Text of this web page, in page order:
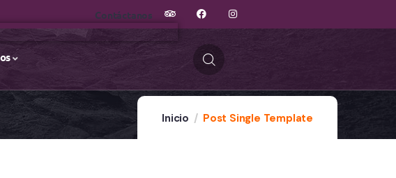
Contáctanos
Inicio Post Single Template